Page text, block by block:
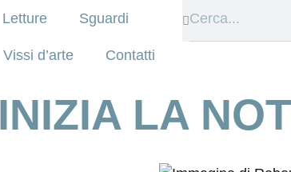
Letture Sguardi
Vissi d’arte Contatti
LA